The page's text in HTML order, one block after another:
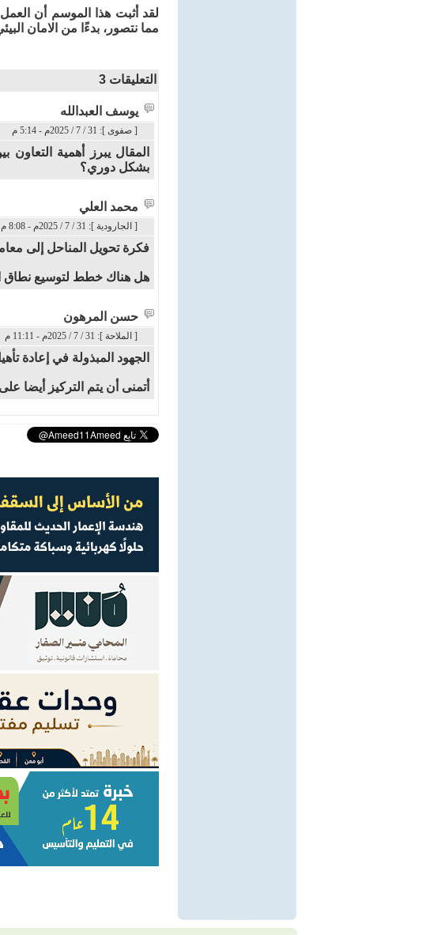
لقد أثبت هذا الموسم أن العمل
مما نتصور، بدءًا من الامان
التعليقات 3
يوسف العبدالله
[ صفوى ]: 31 / 7 / 2025م - 5:14 م
المقال يبرز أهمية
بشكل دوري؟
محمد العلي
[ الجارودية ]: 31 / 7 / 2025م - 8:08 م
فكرة تحويل المناحل إلى
هل هناك خطط لتوسيع نطاق
حسن المرهون
[ الملاحة ]: 31 / 7 / 2025م - 11:11 م
الجهود المبذولة في إعادة
أتمنى أن يتم التركيز أيضا